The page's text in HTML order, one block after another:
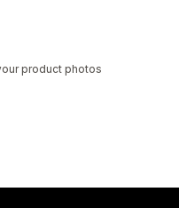
product photos